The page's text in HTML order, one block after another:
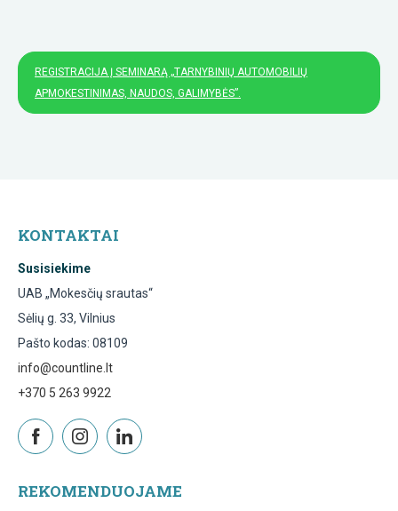
REGISTRACIJA Į SEMINARĄ „TARNYBINIŲ AUTOMOBILIŲ
APMOKESTINIMAS, NAUDOS, GALIMYBĖS”.
KONTAKTAI
Susisiekime
UAB „Mokesčių srautas“
Sėlių g. 33, Vilnius
Pašto kodas: 08109
info@countline.lt
+370 5 263 9922
REKOMENDUOJAME